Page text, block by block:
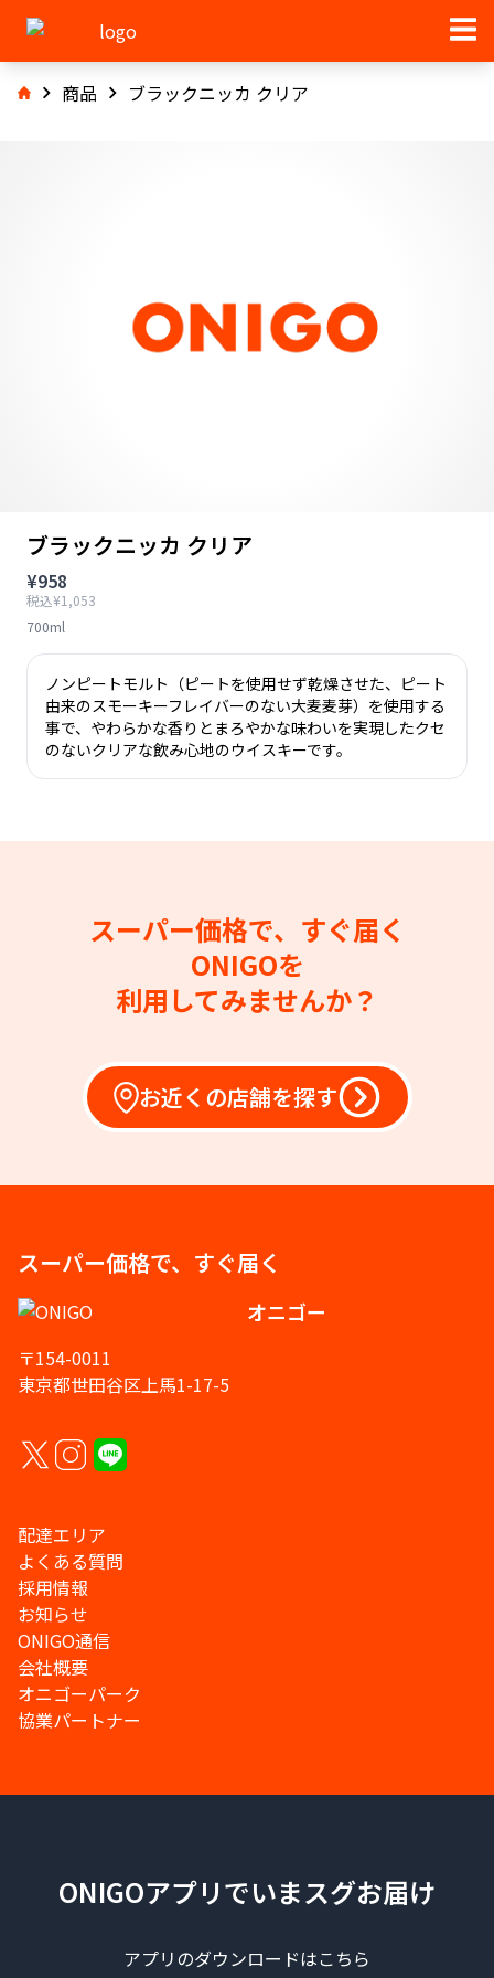
商品 ブラックニッカ クリア
ブラックニッカ クリア
¥958
税込¥1,053
700ml
ノンピートモルト（ピートを使用せず乾燥させた、ピート
由来のスモーキーフレイバーのない大麦麦芽）を使用する
事で、やわらかな香りとまろやかな味わいを実現したクセ
のないクリアな飲み心地のウイスキーです。
スーパー価格で、すぐ届く
ONIGOを
利用してみませんか？
お近くの店舗を探す
スーパー価格で、すぐ届く
オニゴー
〒154-0011
東京都世田谷区上馬1-17-5
配達エリア
よくある質問
採用情報
お知らせ
ONIGO通信
会社概要
オニゴーパーク
協業パートナー
ONIGOアプリでいまスグお届け
アプリのダウンロードはこちら